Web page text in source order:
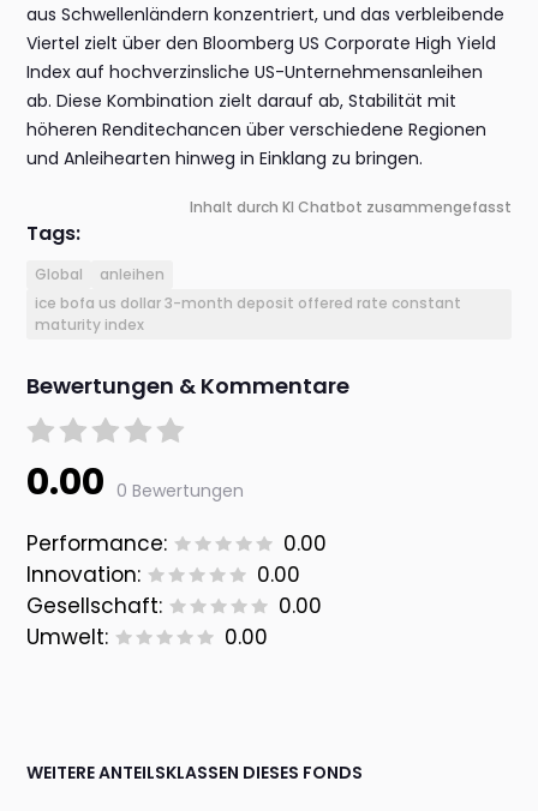
aus Schwellenländern konzentriert, und das verbleibende
Viertel zielt über den Bloomberg US Corporate High Yield
Index auf hochverzinsliche US-Unternehmensanleihen
ab. Diese Kombination zielt darauf ab, Stabilität mit
höheren Renditechancen über verschiedene Regionen
und Anleihearten hinweg in Einklang zu bringen.
Inhalt durch KI Chatbot zusammengefasst
Tags:
Global
anleihen
ice bofa us dollar 3-month deposit offered rate constant
maturity index
Bewertungen & Kommentare
0.00 0 Bewertungen
Performance:
0.00
Innovation:
0.00
Gesellschaft:
0.00
Umwelt:
0.00
WEITERE ANTEILSKLASSEN DIESES FONDS